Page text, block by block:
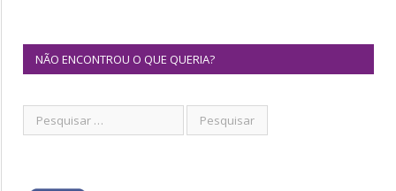
NÃO ENCONTROU O QUE QUERIA?